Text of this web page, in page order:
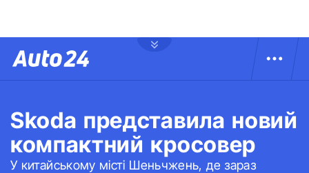
Skoda представила новий
компактний кросовер
У китайському місті Шеньчжень, де зараз